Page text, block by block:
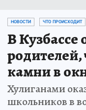
НОВОСТИ ЧТО ПРОИСХОДИТ
В
родителей,
камни в
Хулиганами
школьников в